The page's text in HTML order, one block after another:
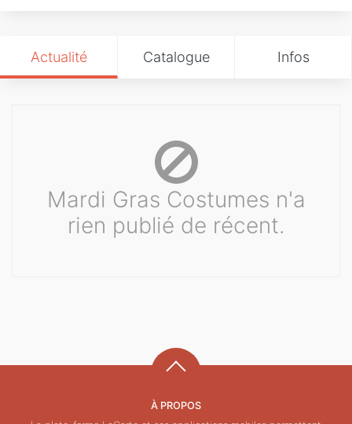
Actualité Catalogue Infos
Mardi Gras Costumes n'a
rien publié de récent.
À PROPOS